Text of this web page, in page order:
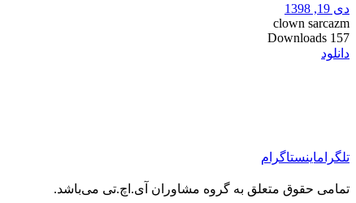
دی 19, 1398
clown sarcazm
157
دانلود
تلگراماینستاگرام
تمامی حقوق متعلق به گروه مشاوران آی.اچ.تی می‌باشد.